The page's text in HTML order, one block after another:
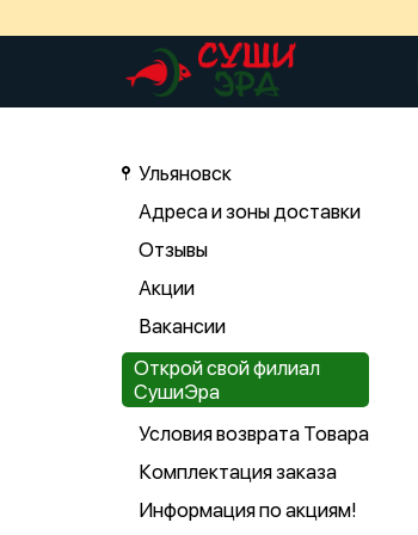
Ульяновск
Адреса и зоны доставки
Отзывы
Акции
Вакансии
Открой свой филиал
СушиЭра
Условия возврата Товара
Комплектация заказа
Информация по акциям!